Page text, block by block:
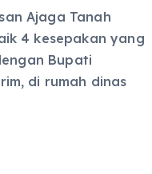
Ajaga Tanah
4 kesepakan yang
Bupati
di rumah dinas